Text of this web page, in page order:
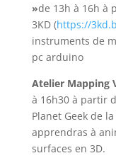
»de 13h à 16h à
3KD (https://
instruments de
pc arduino
Atelier Mapping
à 16h30 à partir
Planet Geek de
apprendras à
surfaces en 3D.